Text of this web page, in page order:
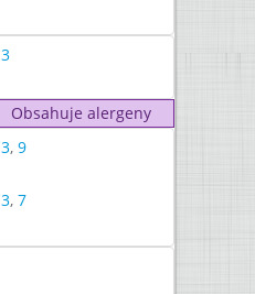
3
Obsahuje alergeny
3, 9
3, 7